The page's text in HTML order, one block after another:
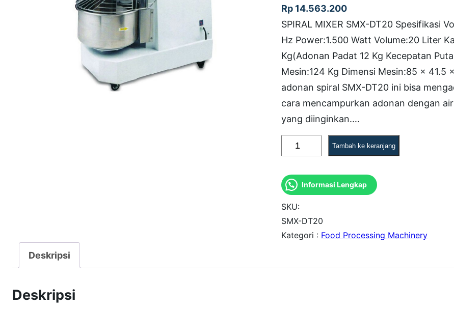
Rp 14.563.200
SPIRAL MIXER SMX-DT20 Spesifikasi
Hz Power:1.500 Watt Volume:20 Liter
Kg(Adonan Padat 12 Kg Kecepatan
Mesin:124 Kg Dimensi Mesin:85 x
adonan spiral SMX-DT20 ini bisa
cara mencampurkan adonan dengan
yang diinginkan.…
u
a
n
t
i
t
s
Tambah ke keranjang
Informasi Lengkap
SKU:
SMX-DT20
Kategori : Food Processing Machinery
Deskripsi
Deskripsi